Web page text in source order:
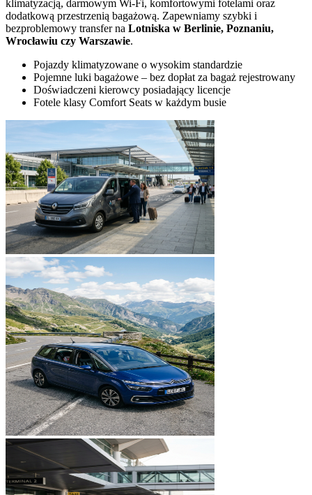
klimatyzacją, darmowym Wi-Fi, komfortowymi fotelami oraz
dodatkową przestrzenią bagażową. Zapewniamy szybki i
bezproblemowy transfer na Lotniska w Berlinie, Poznaniu,
Wrocławiu czy Warszawie.
Pojazdy klimatyzowane o wysokim standardzie
Pojemne luki bagażowe – bez dopłat za bagaż rejestrowany
Doświadczeni kierowcy posiadający licencje
Fotele klasy Comfort Seats w każdym busie